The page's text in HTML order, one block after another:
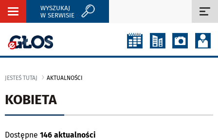
Rozwiń
WYSZUKAJ
W SERWISIE
JESTEŚ TUTAJ AKTUALNOŚCI
KOBIETA
Dostępne 146 aktualności